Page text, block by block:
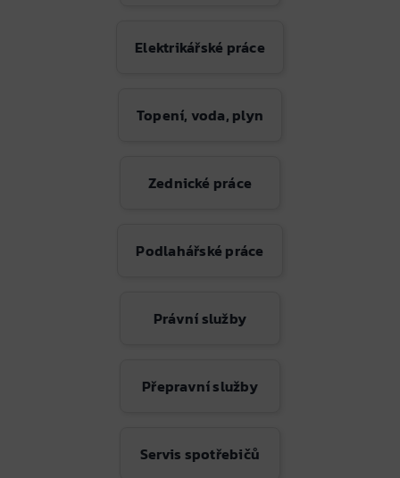
Elektrikářské práce
Topení, voda, plyn
Zednické práce
Podlahářské práce
Právní služby
Přepravní služby
Servis spotřebičů